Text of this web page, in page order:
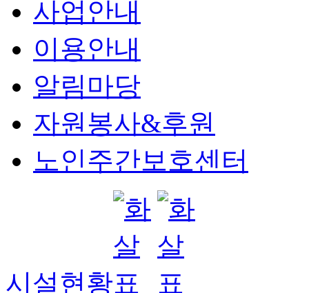
사업안내
이용안내
알림마당
자원봉사&후원
노인주간보호센터
시설현황